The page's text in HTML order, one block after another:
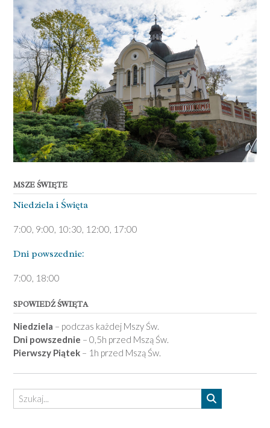
MSZE ŚWIĘTE
Niedziela ­i Święta
7:00, 9:00, 10:30, 12:00, 17:00
Dni pows­zednie:
7­:00, 18:00­
SPOWIEDŹ ŚWIĘTA
Niedziela – podczas każdej Mszy Św.
Dni powszednie – 0,5h przed Mszą Św.
Pierwszy Piątek – 1h przed Mszą Św.